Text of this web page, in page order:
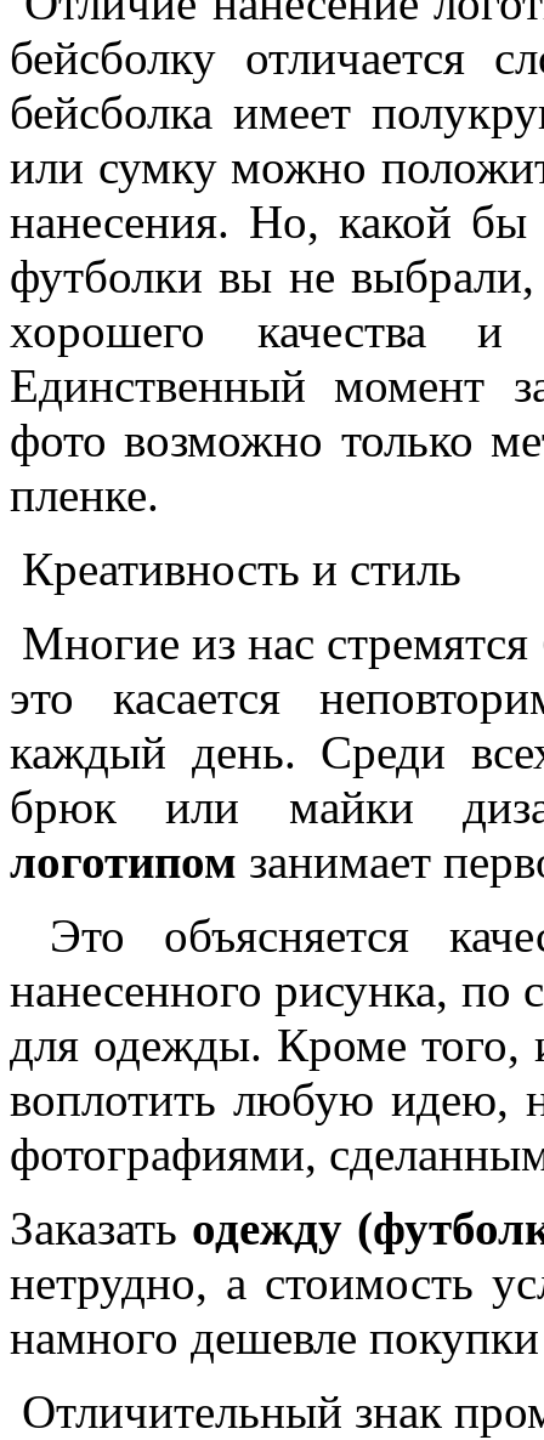
бейсболку отличается
бейсболка имеет
или сумку можно
нанесения. Но, какой бы
футболки вы не
хорошего качества и
Единственный момент
фото возможно только
пленке.
Креативность и стиль
Многие из нас
это касается
каждый день. Среди
брюк или майки
логотипом занимает
Это объясняется
нанесенного рисунка, по
для одежды. Кроме
воплотить любую идею,
фотографиями,
Заказать одежду
нетрудно, а стоимость
намного дешевле
Отличительный знак